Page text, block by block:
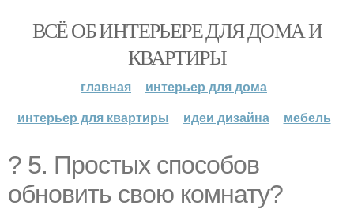
ВСЁ ОБ ИНТЕРЬЕРЕ ДЛЯ ДОМА И
КВАРТИРЫ
главная
интерьер для дома
интерьер для квартиры
идеи дизайна мебель
? 5. Простых способов
обновить свою комнату?